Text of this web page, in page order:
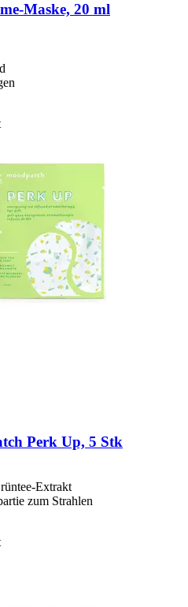
​Maske, 20 ml
Perk Up, 5 Stk
Extrakt
zum Strahlen